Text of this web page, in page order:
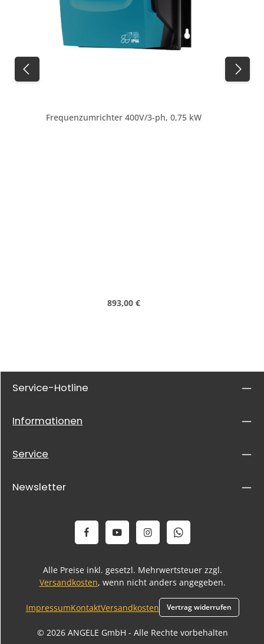
Frequenzumrichter 400V/3-ph, 0,75 kW
Regulärer Preis:
893,00 €
Service-Hotline
Informationen
Service
Newsletter
Alle Preise inkl. gesetzl. Mehrwertsteuer zzgl.
Versandkosten, wenn nicht anders angegeben.
© 2026 ANGELE GmbH - Alle Rechte vorbehalten
ImpressumKontaktVersandkosten Vertrag widerrufen